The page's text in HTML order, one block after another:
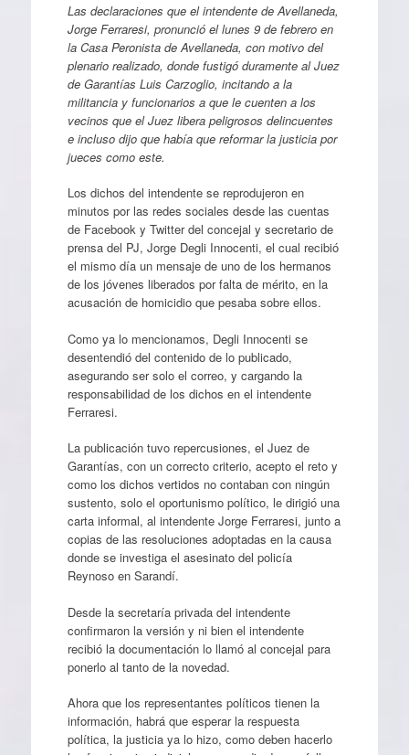
Las declaraciones que el intendente de Avellaneda,
Jorge Ferraresi, pronunció el lunes 9 de febrero en
la Casa Peronista de Avellaneda, con motivo del
plenario realizado, donde fustigó duramente al Juez
de Garantías Luis Carzoglio, incitando a la
militancia y funcionarios a que le cuenten a los
vecinos que el Juez libera peligrosos delincuentes
e incluso dijo que había que reformar la justicia por
jueces como este.
Los dichos del intendente se reprodujeron en
minutos por las redes sociales desde las cuentas
de Facebook y Twitter del concejal y secretario de
prensa del PJ, Jorge Degli Innocenti, el cual recibió
el mismo día un mensaje de uno de los hermanos
de los jóvenes liberados por falta de mérito, en la
acusación de homicidio que pesaba sobre ellos.
Como ya lo mencionamos, Degli Innocenti se
desentendió del contenido de lo publicado,
asegurando ser solo el correo, y cargando la
responsabilidad de los dichos en el intendente
Ferraresi.
La publicación tuvo repercusiones, el Juez de
Garantías, con un correcto criterio, acepto el reto y
como los dichos vertidos no contaban con ningún
sustento, solo el oportunismo político, le dirigió una
carta informal, al intendente Jorge Ferraresi, junto a
copias de las resoluciones adoptadas en la causa
donde se investiga el asesinato del policía
Reynoso en Sarandí.
Desde la secretaría privada del intendente
confirmaron la versión y ni bien el intendente
recibió la documentación lo llamó al concejal para
ponerlo al tanto de la novedad.
Ahora que los representantes políticos tienen la
información, habrá que esperar la respuesta
política, la justicia ya lo hizo, como deben hacerlo